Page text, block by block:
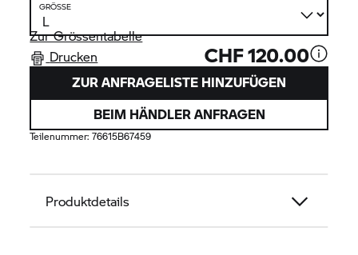
GRÖSSE
Zur Grössentabelle
Drucken
CHF 120.00
ZUR ANFRAGELISTE HINZUFÜGEN
BEIM HÄNDLER ANFRAGEN
Teilenummer:76615B67459
Produktdetails